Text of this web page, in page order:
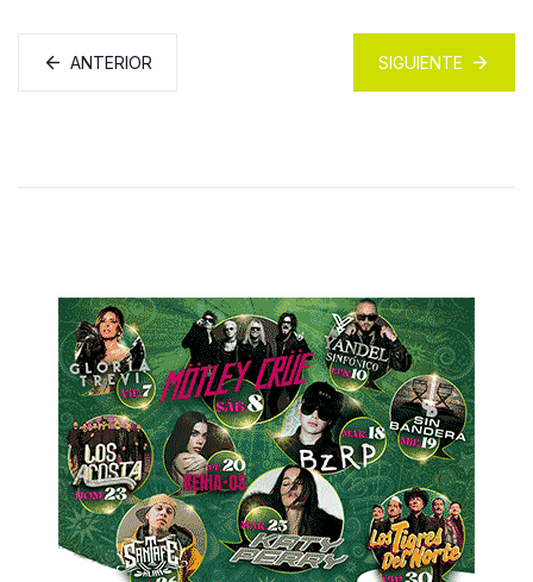
ANTERIOR SIGUIENTE